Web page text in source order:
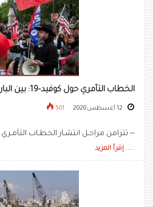
الخطاب التآمري حول كوفيد-19: بين البارانويا والفكر النقدي...!
501
-- تتزامن مراحـل انتشـار الخطـاب
..... إقرأ المزيد